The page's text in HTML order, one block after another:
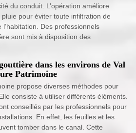
du conduit. L’opération améliore
pluie pour éviter toute infiltration de
Des professionnels
sont mis à disposition des
dans les environs de Val
Patrimoine
propose diverses méthodes pour
consiste à utiliser différents éléments.
conseillés par les professionnels pour
En effet, les feuilles et les
tomber dans le canal. Cette